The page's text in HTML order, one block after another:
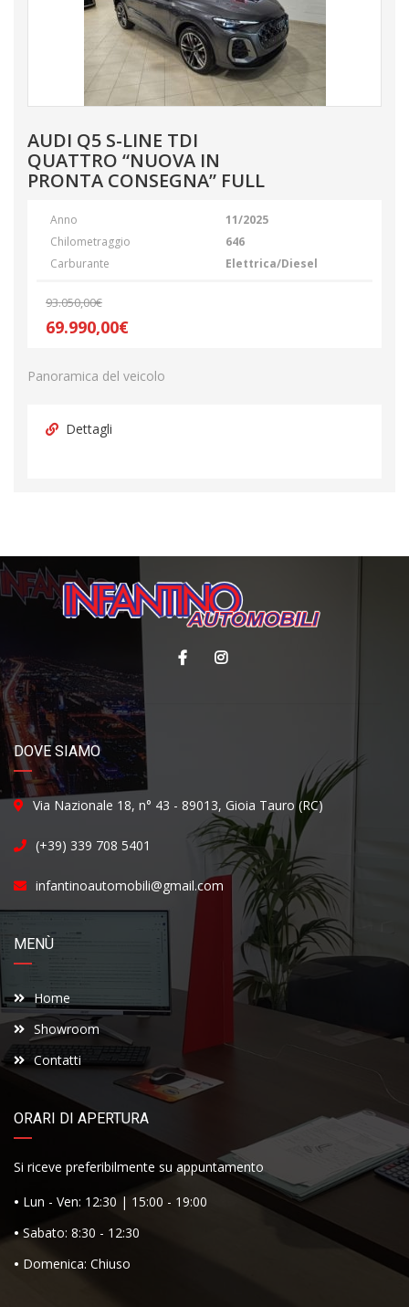
AUDI Q5 S-LINE TDI
QUATTRO “NUOVA IN
PRONTA CONSEGNA” FULL
Anno
11/2025
Chilometraggio
646
Carburante
Elettrica/Diesel
93.050,00€
69.990,00€
Panoramica del veicolo
Dettagli
DOVE SIAMO
Via Nazionale 18, n° 43 - 89013, Gioia Tauro (RC)
(+39) 339 708 5401
infantinoautomobili@gmail.com
MENÙ
Home
Showroom
Contatti
ORARI DI APERTURA
Si riceve preferibilmente su appuntamento
• Lun - Ven: 12:30 | 15:00 - 19:00
•Sabato: 8:30 - 12:30
• Domenica: Chiuso